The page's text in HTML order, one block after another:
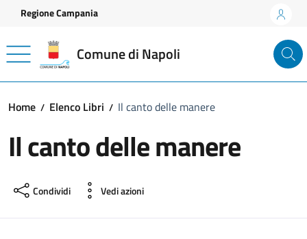
Vai ai contenuti
Vai al footer
Regione Campania
Comune di Napoli
Home Elenco Libri Il canto delle manere
Il canto delle manere
Condividi Vedi azioni